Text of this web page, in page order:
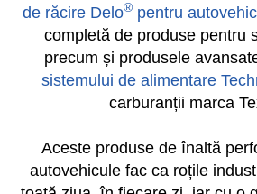
uleiurile demotor și lichide de
pentru autoturisme, uleiurile de
de răcire Delo pentru
completă de produse pentru
precum și produsele
carburanții marca